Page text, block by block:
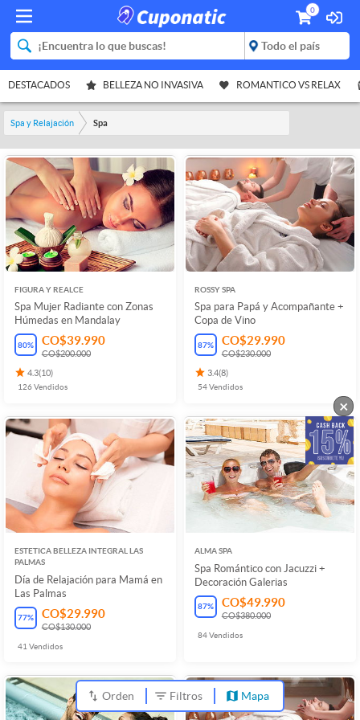
0
DESTACADOS BELLEZA NO INVASIVA ROMANTICO VS RELAX
Spa y Relajación Spa
FIGURA Y REALCE
Spa Mujer Radiante con Zonas
Húmedas en Mandalay
80% CO$39.990
CO$200.000
4.3(10)
126Vendidos
ROSSY SPA
Spa para Papá y Acompañante +
Copa de Vino
87% CO$29.990
CO$230.000
3.4(8)
54Vendidos
ESTETICA BELLEZA INTEGRAL LAS
PALMAS
Día de Relajación para Mamá en
Las Palmas
77% CO$29.990
CO$130.000
41 Vendidos
ALMA SPA
Spa Romántico con Jacuzzi +
Decoración Galerias
87% CO$49.990
CO$380.000
84Vendidos
Orden Filtros Mapa
×